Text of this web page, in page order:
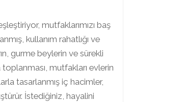
mutfaklarımızı baş
kullanım rahatlığı ve
gurme beylerin ve sürekli
mutfakları evlerin
tasarlanmış iç hacimler,
İstediğiniz, hayalini